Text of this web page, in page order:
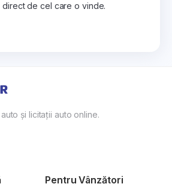
de cel care o vinde.
și licitații auto online.
Pentru Vânzători